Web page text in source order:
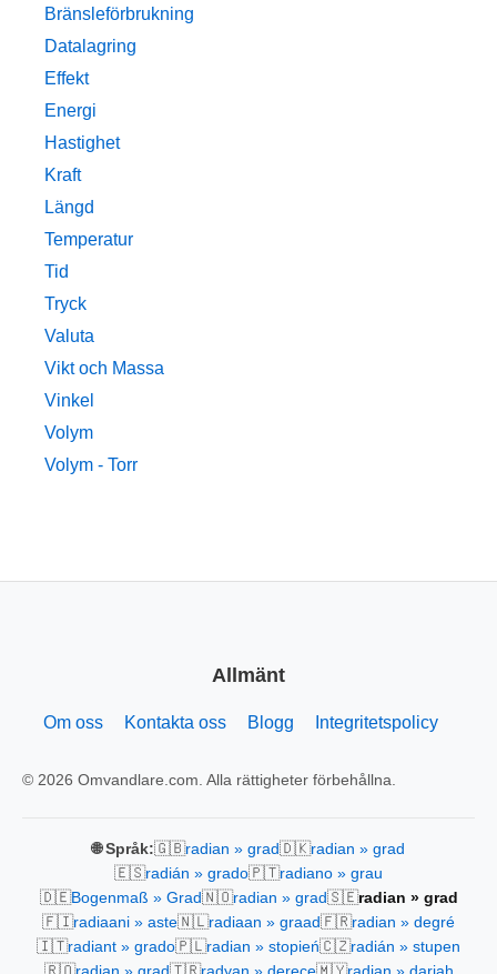
Bränsleförbrukning
Datalagring
Effekt
Energi
Hastighet
Kraft
Längd
Temperatur
Tid
Tryck
Valuta
Vikt och Massa
Vinkel
Volym
Volym - Torr
Allmänt
Om oss Kontakta oss Blogg Integritetspolicy
© 2026 Omvandlare.com. Alla rättigheter förbehållna.
🌐 Språk:🇬🇧radian » grad🇩🇰radian » grad
🇪🇸radián » grado🇵🇹radiano » grau
🇩🇪Bogenmaß » Grad🇳🇴radian » grad🇸🇪radian » grad
🇫🇮radiaani » aste🇳🇱radiaan » graad🇫🇷radian » degré
🇮🇹radiant » grado🇵🇱radian » stopień🇨🇿radián » stupen